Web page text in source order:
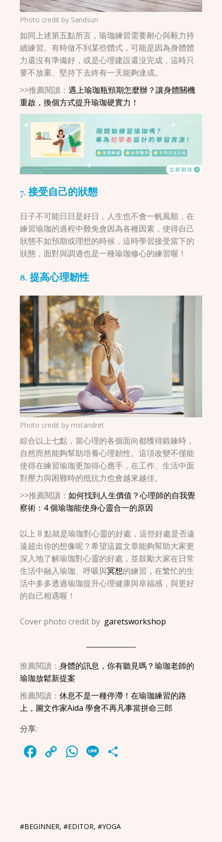
Photo credit by Sandsun
如同上述第五點所言，瑜珈練習需要耐心與毅力持
續練習。有時做不到某些體式，可能是因為身體體
力還沒有準備好，或是心理建設還沒完成，這時只
要不放棄、堅持下去終有一天能夠達成。
>>推薦閱讀：遇上瑜珈瓶頸期怎麼辦？讓身體關機
重啟，換個方式提升瑜珈硬實力！
7. 接受自己的狀態
日子不可能日日是好日，人生也不會一帆風順，在
練習瑜珈的過程中難免會因為各種因素，使得自己
狀態不如預期或理想的時候，這時學習接受當下的
狀態，面對與調適也是一種瑜珈修心的練習喔！
8. 提高心理韌性
Photo credit by mstandret
綜合以上七點，當心理的各個面向都獲得鍛鍊時，
自然而然能夠幫助培養心理韌性。這項改變不僅能
使得在練習瑜珈更加得心應手，在工作、生活中面
對壓力與困難時的抵抗力也會越來越佳。
>>推薦閱讀：如何找到人生價值？心理師的自我覺
察術：4 個瑜珈能使身心靈合一的原因
以上 8 點就是瑜珈對心靈的好處，這些好處是否遠
遠超出你的想像呢？希望這篇文章能夠幫助大家更
深入地了解瑜珈對心靈的好處，並鼓勵大家在日常
生活中融入瑜珈、呼吸與冥想的練習，在繁忙的生
活中多多透過瑜珈提升心理健康與幸福感，與更好
的自己相遇喔！
Cover photo credit by garetsworkshop
推薦閱讀：身體的訊息，你有聽見嗎？瑜珈老師的
瑜珈放鬆新提案
推薦閱讀：休息不是一種停滯！在瑜珈練習的路
上，圖文作家Aida 學會不再凡事當拼命三郎
分享:
Facebook
Copy
WhatsApp
Line
#BEGINNER,#EDITOR,#YOGA